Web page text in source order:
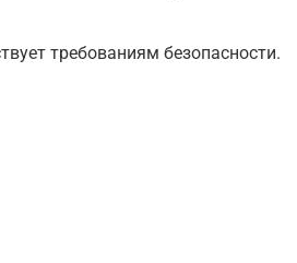
требованиям безопасности.